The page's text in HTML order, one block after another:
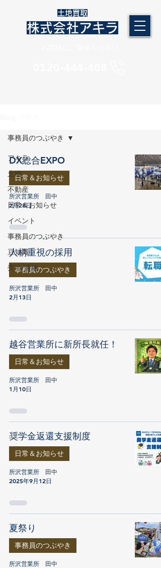
​土地買取
株式会社アキラ
アキラ
土地
不動産
日常＆お知らせ
イベント
事務員のつぶやき
豆知識
売地/貸地
事務員のつぶやき
DX総合EXPO
日常＆お知らせ
所沢営業所 田中
2月28日
人柄重視の採用
事務員のつぶやき
所沢営業所 田中
2月13日
越谷営業所に新所長就任！
日常＆お知らせ
所沢営業所 田中
1月10日
奨学金返還支援制度
日常＆お知らせ
所沢営業所 田中
2025年9月12日
夏祭り
事務員のつぶやき
所沢営業所 田中